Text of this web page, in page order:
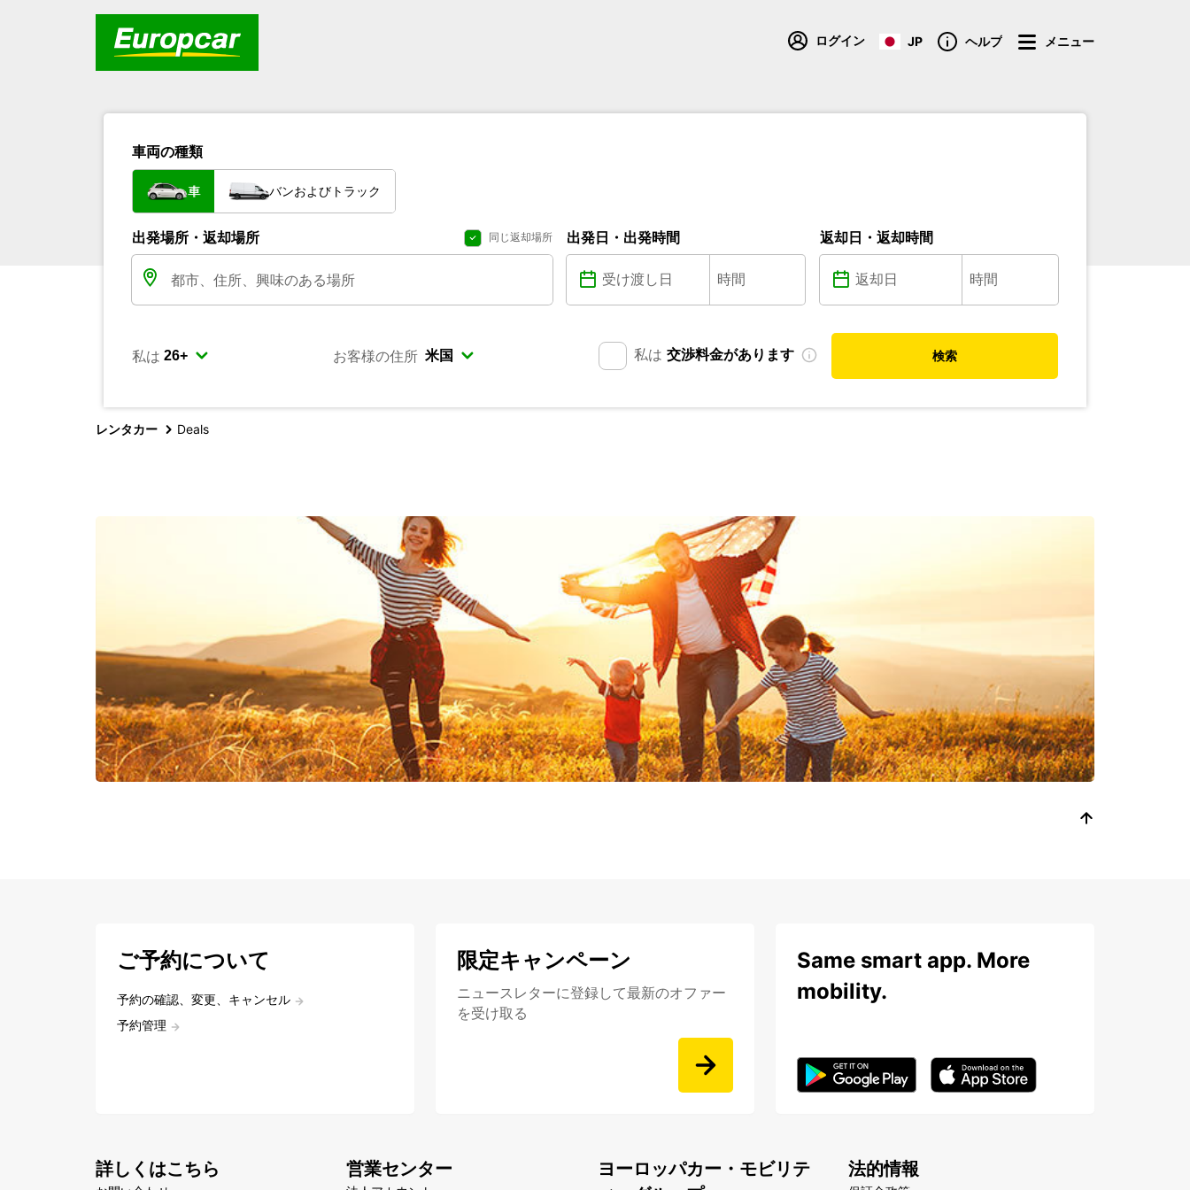
ログイン JP ヘルプ メニュー
車両の種類
車 バンおよびトラック
出発場所・返却場所 同じ返却場所 出発日・出発時間 返却日・返却時間
私は お客様の住所 私は 交渉料金があります 検索
レンタカー Deals
ご予約について
予約の確認、変更、キャンセル
予約管理
限定キャンペーン
ニュースレターに登録して最新のオファー
を受け取る
Same smart app. More
mobility.
詳しくはこちら 営業センター
ヨーロッパカー・モビリテ
法的情報